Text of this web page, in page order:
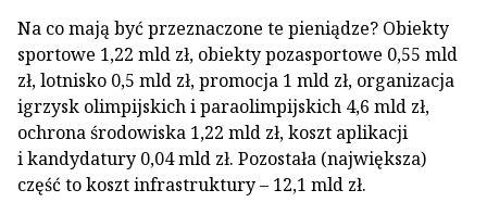
Na co mają być przeznaczone te pieniądze? Obiekty
sportowe 1,22 mld zł, obiekty pozasportowe 0,55 mld
zł, lotnisko 0,5 mld zł, promocja 1 mld zł, organizacja
igrzysk olimpijskich i paraolimpijskich 4,6 mld zł,
ochrona środowiska 1,22 mld zł, koszt aplikacji
i kandydatury 0,04 mld zł. Pozostała (największa)
część to koszt infrastruktury – 12,1 mld zł.